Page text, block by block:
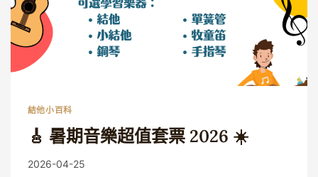
結他小百科
🎸 暑期音樂超值套票 2026 ☀️
By
2026-04-25